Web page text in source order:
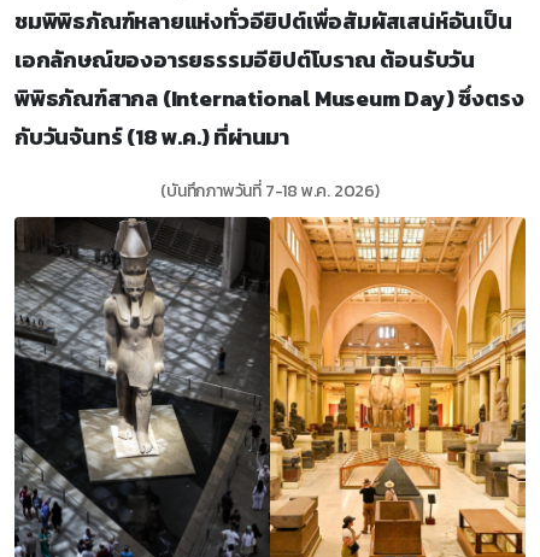
ชมพิพิธภัณฑ์หลายแห่งทั่วอียิปต์เพื่อสัมผัสเสน่ห์อันเป็น
เอกลักษณ์ของอารยธรรมอียิปต์โบราณ ต้อนรับวัน
พิพิธภัณฑ์สากล (International Museum Day) ซึ่งตรง
กับวันจันทร์ (18 พ.ค.) ที่ผ่านมา
(บันทึกภาพวันที่ 7-18 พ.ค. 2026)